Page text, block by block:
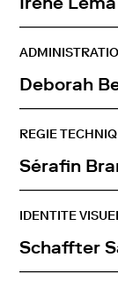
Deborah
REGIE
Sérafin
IDENTITE
Schaffter